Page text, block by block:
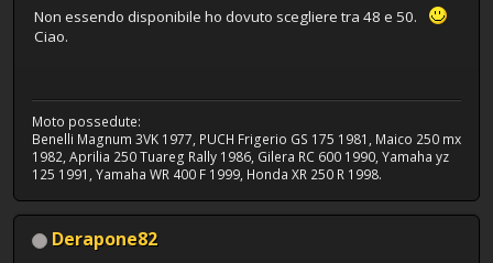
Non essendo disponibile ho dovuto scegliere tra 48 e 50.
Ciao.
Moto possedute:
Benelli Magnum 3VK 1977, PUCH Frigerio GS 175 1981, Maico 250 mx
1982, Aprilia 250 Tuareg Rally 1986, Gilera RC 600 1990, Yamaha yz
125 1991, Yamaha WR 400 F 1999, Honda XR 250 R 1998.
Derapone82